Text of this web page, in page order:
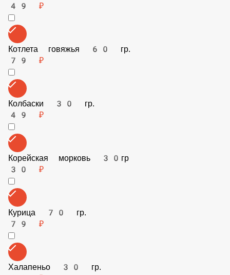
Сыр чеддер 30 гр.
49 ₽
Котлета говяжья 60 гр.
79 ₽
Колбаски 30 гр.
49 ₽
Корейская морковь 30гр